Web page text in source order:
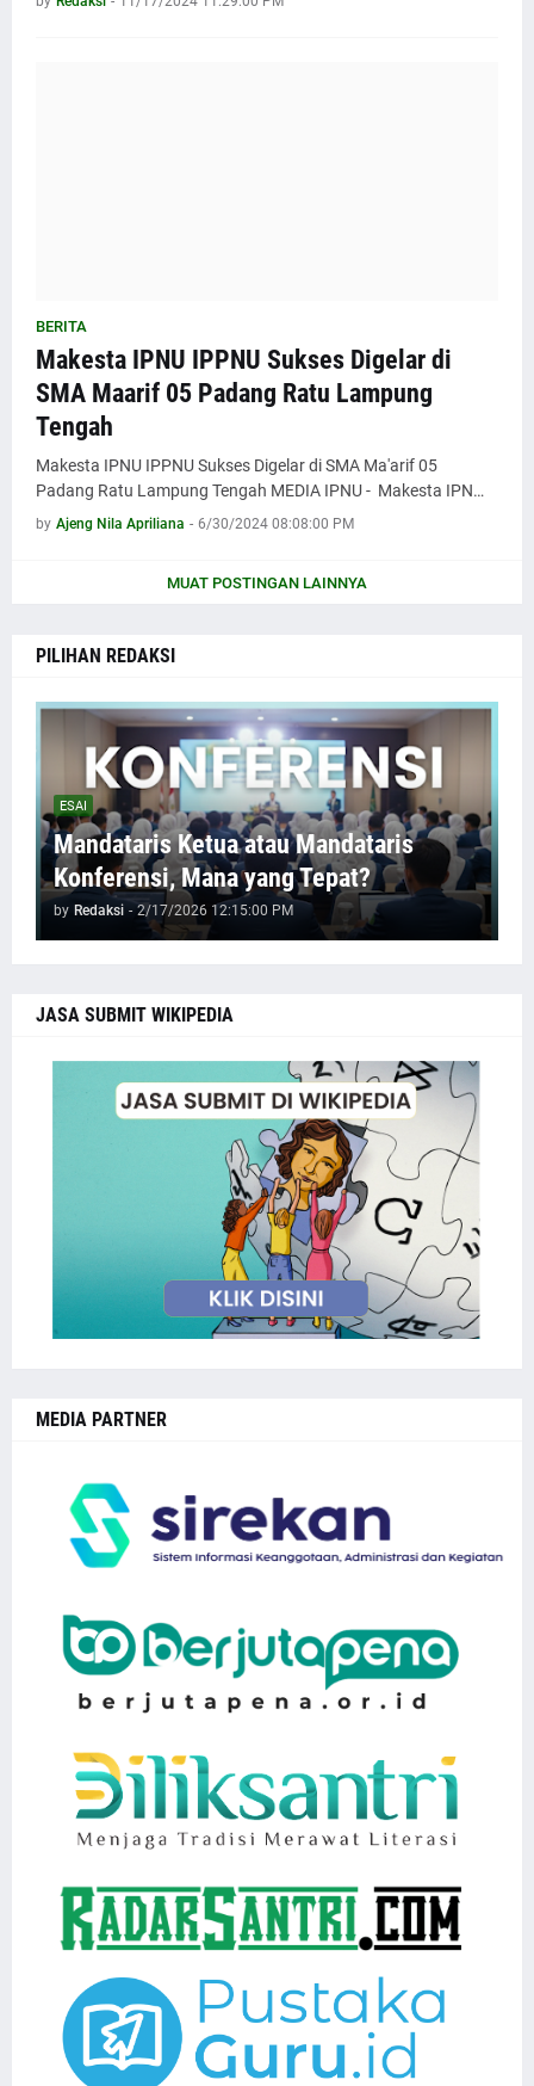
BERITA
Makesta IPNU IPPNU Sukses Digelar di
SMA Maarif 05 Padang Ratu Lampung
Tengah
Makesta IPNU IPPNU Sukses Digelar di SMA Ma'arif 05
Padang Ratu Lampung Tengah MEDIA IPNU - Makesta IPN…
by Ajeng Nila Apriliana - 6/30/2024 08:08:00 PM
MUAT POSTINGAN LAINNYA
PILIHAN REDAKSI
ESAI
Mandataris Ketua atau Mandataris
Konferensi, Mana yang Tepat?
by Redaksi - 2/17/2026 12:15:00 PM
JASA SUBMIT WIKIPEDIA
MEDIA PARTNER